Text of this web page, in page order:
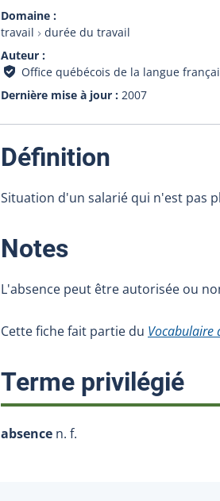
Domaine
travail
durée du travail
Auteur
Office québécois de la langue
Dernière mise à jour
2007
Définition
Situation d'un salarié qui n'est pas
Notes:
L'absence peut être autorisée ou
Cette fiche fait partie du Vocabulaire
Terme privilégié:
absence n. f.